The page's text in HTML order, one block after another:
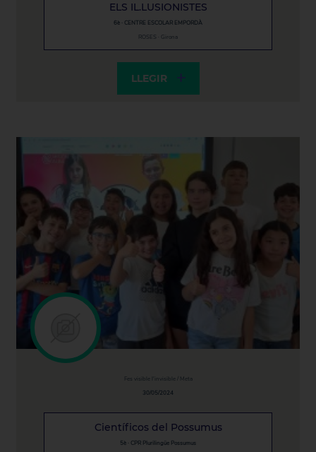
ELS IL.LUSIONISTES
6è · CENTRE ESCOLAR EMPORDÀ
ROSES · Girona
LLEGIR
Fes visible l'invisible / Meta
30/05/2024
Científicos del Possumus
5è · CPR Plurilingüe Possumus